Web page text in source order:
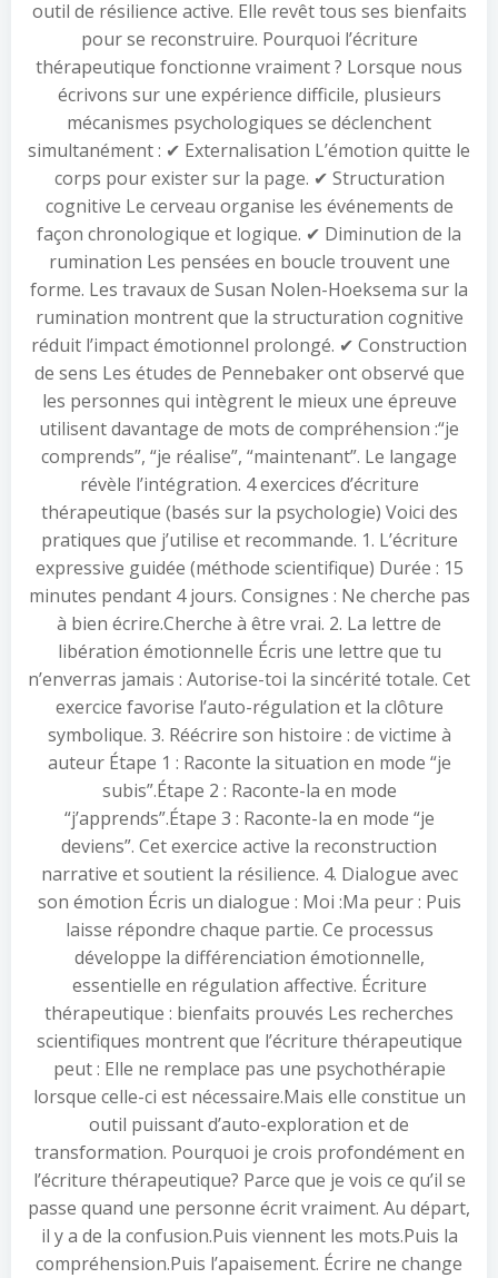
outil de résilience active. Elle revêt tous ses bienfaits
pour se reconstruire. Pourquoi l’écriture
thérapeutique fonctionne vraiment ? Lorsque nous
écrivons sur une expérience difficile, plusieurs
mécanismes psychologiques se déclenchent
simultanément : ✔ Externalisation L’émotion quitte le
corps pour exister sur la page. ✔ Structuration
cognitive Le cerveau organise les événements de
façon chronologique et logique. ✔ Diminution de la
rumination Les pensées en boucle trouvent une
forme. Les travaux de Susan Nolen-Hoeksema sur la
rumination montrent que la structuration cognitive
réduit l’impact émotionnel prolongé. ✔ Construction
de sens Les études de Pennebaker ont observé que
les personnes qui intègrent le mieux une épreuve
utilisent davantage de mots de compréhension :“je
comprends”, “je réalise”, “maintenant”. Le langage
révèle l’intégration. 4 exercices d’écriture
thérapeutique (basés sur la psychologie) Voici des
pratiques que j’utilise et recommande. 1. L’écriture
expressive guidée (méthode scientifique) Durée : 15
minutes pendant 4 jours. Consignes : Ne cherche pas
à bien écrire.Cherche à être vrai. 2. La lettre de
libération émotionnelle Écris une lettre que tu
n’enverras jamais : Autorise-toi la sincérité totale. Cet
exercice favorise l’auto-régulation et la clôture
symbolique. 3. Réécrire son histoire : de victime à
auteur Étape 1 : Raconte la situation en mode “je
subis”.Étape 2 : Raconte-la en mode
“j’apprends”.Étape 3 : Raconte-la en mode “je
deviens”. Cet exercice active la reconstruction
narrative et soutient la résilience. 4. Dialogue avec
son émotion Écris un dialogue : Moi :Ma peur : Puis
laisse répondre chaque partie. Ce processus
développe la différenciation émotionnelle,
essentielle en régulation affective. Écriture
thérapeutique : bienfaits prouvés Les recherches
scientifiques montrent que l’écriture thérapeutique
peut : Elle ne remplace pas une psychothérapie
lorsque celle-ci est nécessaire.Mais elle constitue un
outil puissant d’auto-exploration et de
transformation. Pourquoi je crois profondément en
l’écriture thérapeutique? Parce que je vois ce qu’il se
passe quand une personne écrit vraiment. Au départ,
il y a de la confusion.Puis viennent les mots.Puis la
compréhension.Puis l’apaisement. Écrire ne change